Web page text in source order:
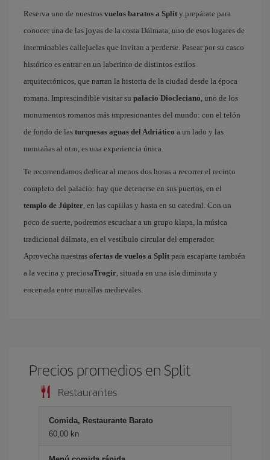
Reserva uno de nuestros vuelos baratos a Split y prepárate para
conocer una de las joyas de la costa Dálmata, uno de esos lugares de
interminables callejuelas que invitan a perderse. Pasear por su casco
histórico es entrar en un laberinto de distintos estilos
arquitectónicos, que narran la historia de la ciudad desde la época
romana. Imprescindible visitar su palacio Diocleciano, uno de los
monumentos romanos más impresionantes del mundo: con el telón
de fondo de las turquesas aguas del Adriático a un lado y las
montañas al otro, es una experiencia única.
Te recomendamos dedicar al menos dos horas a recorrer el recinto
completo del palacio: hay que detenerse en sus puertos, en el
templo de Júpiter, en las capillas y hasta en su catedral. Con un
poco de suerte, podremos escuchar a un grupo klapa, la música
tradicional dálmata, en el vestíbulo circular del emperador.
Aprovecha nuestras ofertas de vuelos a Split para escaparte también
a la vecina y preciosaTrogir, situada en una isla diminuta y
encerrada entre murallas medievales.
Precios promedios en Split
Restaurantes
Comida, Restaurante Barato
60,00 kn